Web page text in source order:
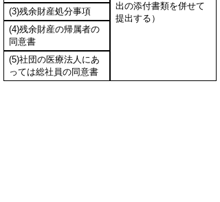
出の添付書類を併せて
提出する）
(3)残余財産処分事項
(4)残余財産の帰属者の
同意書
(5)社団の医療法人にあ
っては総社員の同意書